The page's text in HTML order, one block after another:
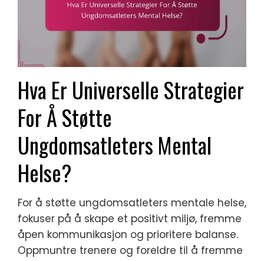
Hva Er Universelle Strategier
For Å Støtte
Ungdomsatleters Mental
Helse?
For å støtte ungdomsatleters mentale helse,
fokuser på å skape et positivt miljø, fremme
åpen kommunikasjon og prioritere balanse.
Oppmuntre trenere og foreldre til å fremme